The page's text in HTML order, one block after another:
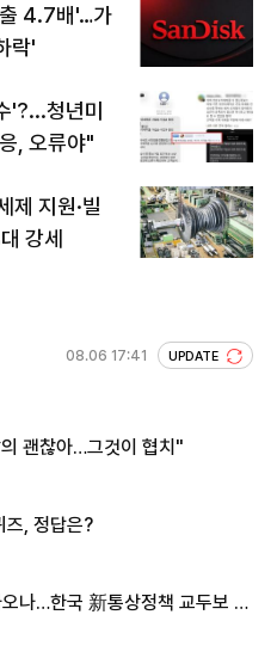
4.7배'…가
락'
'?...청년미
, 오류야"
제 지원·빌
강세
08.06 17:41 UPDATE
괜찮아…그것이 협치"
즈, 정답은?
나…한국 新통상정책 교두보 활